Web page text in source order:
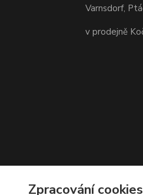
Varnsdorf,
v prodejně
Zpracování cookies